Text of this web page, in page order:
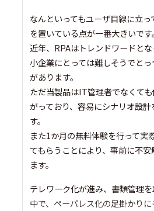
なんといってもユーザ目線に立
を置いている点が一番大きいです。
近年、RPAはトレンドワードと
小企業にとっては難しそうでと
があります。
ただ当製品はIT管理者でなくて
がっており、容易にシナリオ設
す。
また1か月の無料体験を行って実
てもらうことにより、事前に不
ます。
テレワーク化が進み、書類管理
中で、ペーパレス化の足掛かり